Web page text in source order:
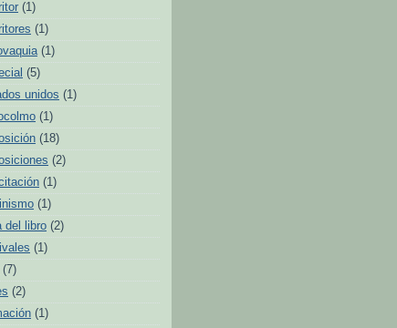
(1)
(1)
(1)
(5)
unidos (1)
(1)
(18)
(2)
(1)
(1)
del libro (2)
(1)
(7)
(2)
(1)